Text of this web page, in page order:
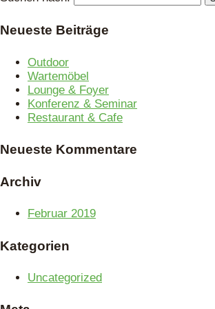
Neueste Beiträge
Outdoor
Wartemöbel
Lounge & Foyer
Konferenz & Seminar
Restaurant & Cafe
Neueste Kommentare
Archiv
Februar 2019
Kategorien
Uncategorized